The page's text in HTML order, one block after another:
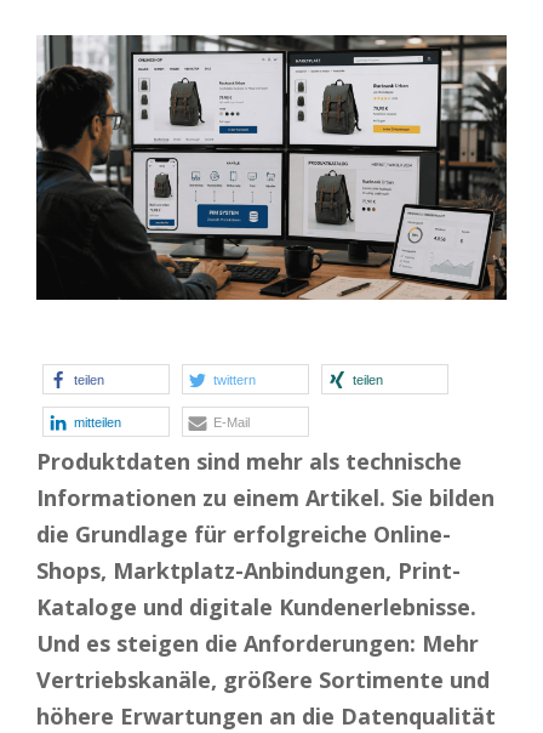
teilen twittern teilen
mitteilen E-Mail
Produktdaten sind mehr als technische
Informationen zu einem Artikel. Sie bilden
die Grundlage für erfolgreiche Online-
Shops, Marktplatz-Anbindungen, Print-
Kataloge und digitale Kundenerlebnisse.
Und es steigen die Anforderungen: Mehr
Vertriebskanäle, größere Sortimente und
höhere Erwartungen an die Datenqualität